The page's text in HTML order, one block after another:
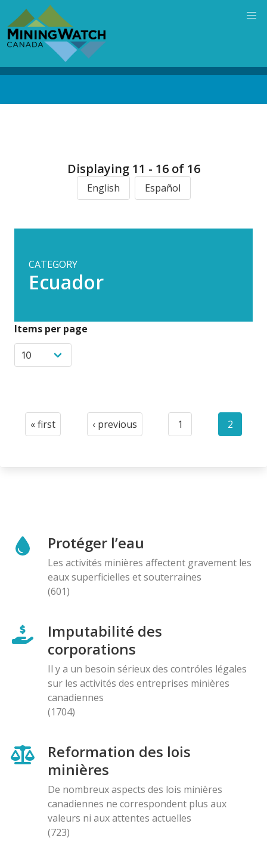
main
content
Displaying 11 - 16 of 16
English Español
CATEGORY
Ecuador
Items per page
Pagination
First
« first
Previous
‹ previous
Page
1
Current
2
Protéger l’eau
Les activités minières affectent gravement les
eaux superficielles et souterraines
(601)
Imputabilité des
corporations
Il y a un besoin sérieux des contróles légales
sur les activités des entreprises minières
canadiennes
(1704)
Reformation des lois
minières
De nombreux aspects des lois minières
canadiennes ne correspondent plus aux
valeurs ni aux attentes actuelles
(723)